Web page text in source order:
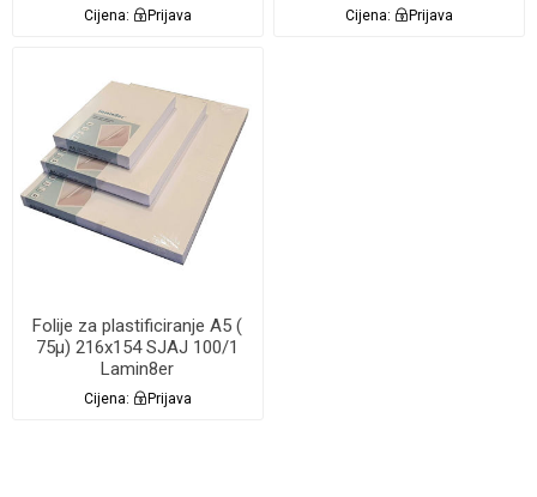
Cijena: Prijava Cijena: Prijava
Folije za plastificiranje A5 (
75µ) 216x154 SJAJ 100/1
Lamin8er
Cijena: Prijava